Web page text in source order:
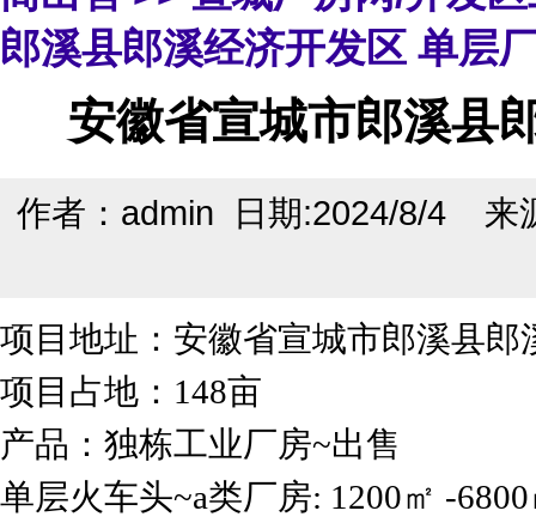
郎溪县郎溪经济开发区 单层
安徽省宣城市郎溪县
作者：admin 日期:2024/8/4 来
项目地址：安徽省宣城市郎溪县郎
项目占地：148亩
产品：独栋工业厂房~出售
单层火车头~a类厂房: 1200㎡ -